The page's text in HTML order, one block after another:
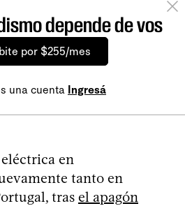
depende de vos
por $255/mes
una cuenta Ingresá
en
tanto en
tras el apagón